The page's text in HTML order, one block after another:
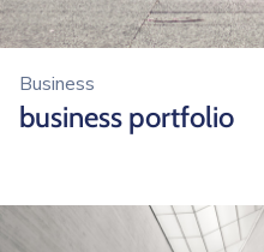
Business
business portfolio